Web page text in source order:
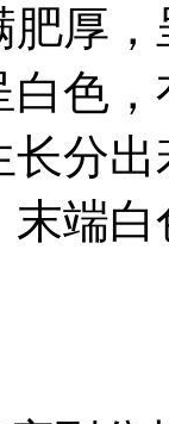
厚
色
分
端